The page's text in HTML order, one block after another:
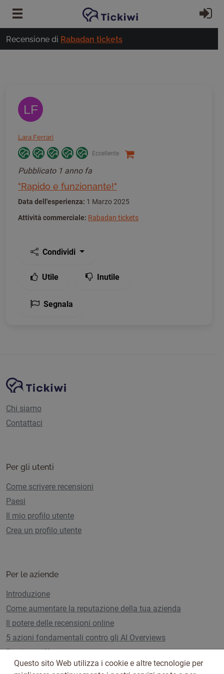
Vai al contenuto principale
Recensione di Rabadan tickets
LF
Lara Ferrari
Eccellente
Pubblicato 1 anno fa
"Rapido e funzionante!"
Data dell'esperienza: 1 Marzo 2025
Attività commerciale: Rabadan tickets
Condividi
Utile Inutile
Segnala
Navigazione del sito
Piattaforma Tickiwi
Chi siamo
Contattaci
Per gli utenti
Come scrivere recensioni
Paesi
Il mio profilo utente
Crea un profilo utente
Per le aziende
Introduzione
Come aumentare la reputazione della tua azienda
Il potere delle recensioni online
5 azioni fondamentali contro gli AI Overviews
Piani e tariffe
Questo sito Web utilizza i cookie e altre tecnologie per